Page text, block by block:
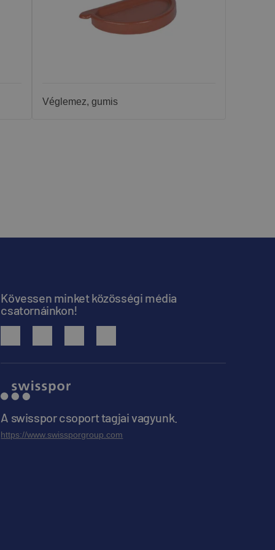
Véglemez, gumis
Kövessen minket közösségi média
csatornáinkon!
facebookyoutubeinstagramlinkedin
A swisspor csoport tagjai vagyunk.
https://www.swissporgroup.com